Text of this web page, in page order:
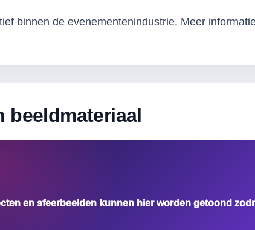
binnen de evenementenindustrie. Meer
beeldmateriaal
en sfeerbeelden kunnen hier worden getoond